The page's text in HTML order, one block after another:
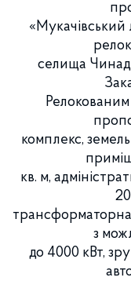
«Мукачівський
селища
комплекс,
кв. м,
трансформаторна
з
до 4000 кВт,